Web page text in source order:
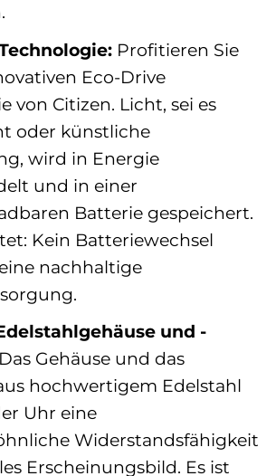
Profitieren Sie
Eco-Drive
von Citizen. Licht, sei es
oder künstliche
wird in Energie
und in einer
Batterie gespeichert.
Kein Batteriewechsel
nachhaltige
und -
Gehäuse und das
hochwertigem Edelstahl
Uhr eine
Widerstandsfähigkeit
Erscheinungsbild. Es ist